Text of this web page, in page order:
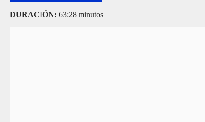
DURACIÓN: 63:28 minutos